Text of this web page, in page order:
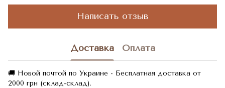
Написать отзыв
Доставка Оплата
🚚 Новой почтой по Украине - Бесплатная доставка от
2000 грн (склад-склад).